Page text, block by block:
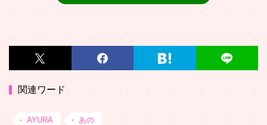
関連ワード
AYURA あの